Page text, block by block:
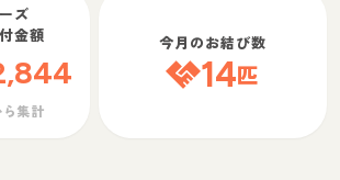
ズ
金額
集計
今月のお結び数
14匹